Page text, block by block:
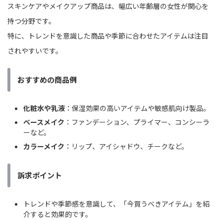
スキンケアやメイクアップ商品は、幅広い年齢層の女性が関心を
持つ分野です。
特に、トレンドを意識した商品や季節に合わせたアイテムは注目
されやすいです。
おすすめの商品例
化粧水や乳液 ：保湿効果の高いアイテムや敏感肌向け製品。
ベースメイク ：ファンデーション、プライマー、コンシーラ
ーなど。
カラーメイク ：リップ、アイシャドウ、チークなど。
訴求ポイント
トレンドや季節感を意識して、「今買うべきアイテム」を紹
介すると効果的です。